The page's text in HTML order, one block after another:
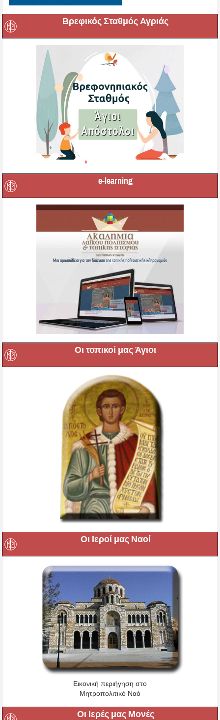
Βρεφικός Σταθμός Αγριάς
e-learning
Οι τοπικοί μας Άγιοι
Οι Ιεροί μας Ναοί
Εικονική περιήγηση στο
Μητροπολιτικό Ναό
Οι Ιερές μας Μονές